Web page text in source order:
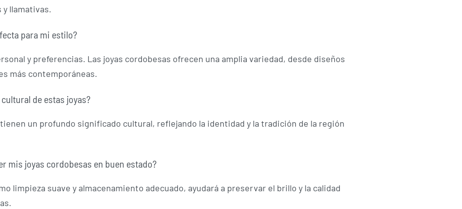
y llamativas.
para mi estilo?
y preferencias. Las joyas cordobesas ofrecen una amplia variedad, desde diseños
más contemporáneas.
de estas joyas?
un profundo significado cultural, reflejando la identidad y la tradición de la región
mis joyas cordobesas en buen estado?
limpieza suave y almacenamiento adecuado, ayudará a preservar el brillo y la calidad